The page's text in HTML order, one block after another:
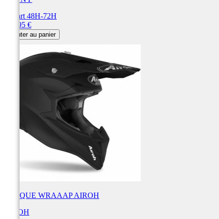
Départ 48H-72H
159,95 €
Ajouter au panier
CASQUE WRAAAP AIROH
AIROH